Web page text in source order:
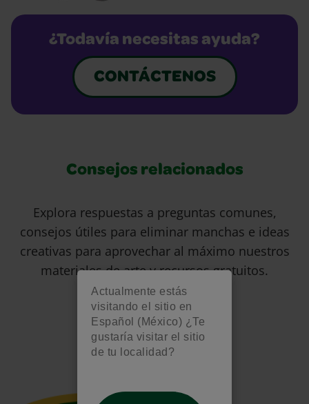
Actualmente estás
visitando el sitio en
Español (México) ¿Te
gustaría visitar el sitio
de tu localidad?
¿Todavía necesitas ayuda?
CONTÁCTENOS
Consejos relacionados
Explora respuestas a preguntas comunes,
consejos útiles para eliminar manchas e ideas
creativas para aprovechar al máximo nuestros
materiales de arte y recursos gratuitos.